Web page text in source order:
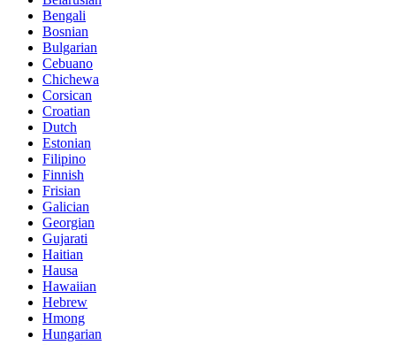
Bengali
Bosnian
Bulgarian
Cebuano
Chichewa
Corsican
Croatian
Dutch
Estonian
Filipino
Finnish
Frisian
Galician
Georgian
Gujarati
Haitian
Hausa
Hawaiian
Hebrew
Hmong
Hungarian